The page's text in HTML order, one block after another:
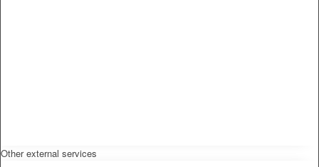
Other external services